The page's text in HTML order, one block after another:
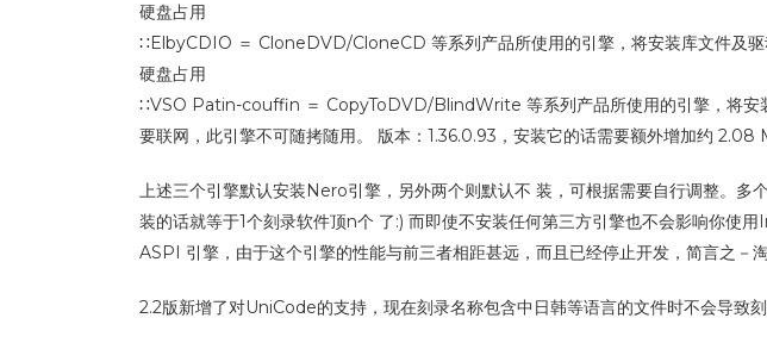
硬盘占用
∷ElbyCDIO ＝ CloneDVD/CloneCD 等系列产品所使用的引擎，将安装库文件及
硬盘占用
∷VSO Patin-couffin ＝ CopyToDVD/BlindWrite 等系列产品所使用的引擎，将安
要联网，此引擎不可随拷随用。 版本：1.36.0.93，安装它的话需要额外增加约 2.08
上述三个引擎默认安装Nero引擎，另外两个则默认不 装，可根据需要自行调整。
装的话就等于1个刻录软件顶n个 了:) 而即使不安装任何第三方引擎也不会影响你
ASPI 引擎，由于这个引擎的性能与前三者相距甚远，而且已经停止开发，简言之－淘
2.2版新增了对UniCode的支持，现在刻录名称包含中日韩等语言的文件时不会导致刻